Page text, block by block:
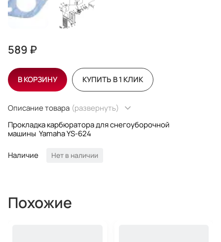
Описание товара (развернуть)
Прокладка карбюратора для снегоуборочной
машины Yamaha YS-624 ​
Наличие Нет в наличии
589 ₽
В КОРЗИНУ КУПИТЬ В 1 КЛИК
Похожие